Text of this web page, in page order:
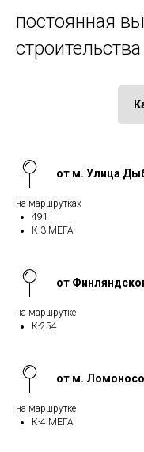
постоянная
от м. Улица
на маршрутках
491
К-3 МЕГА
от
на маршрутке
К-254
от м.
на маршрутке
К-4 МЕГА